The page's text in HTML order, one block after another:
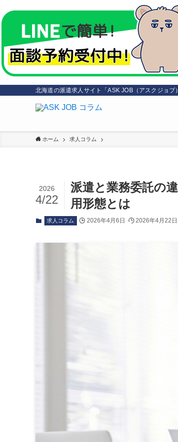
北海道の派遣求人サイト「ASK JOB（アスクジョ
ホーム 求人コラム
派遣と業務委託の
用形態とは
2026
4/22
求人コラム 2026年4月6日 2026年4月22日